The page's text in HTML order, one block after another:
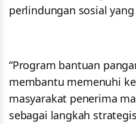
perlindungan sosial
“Program bantuan
membantu memenuhi
masyarakat penerima
sebagai langkah